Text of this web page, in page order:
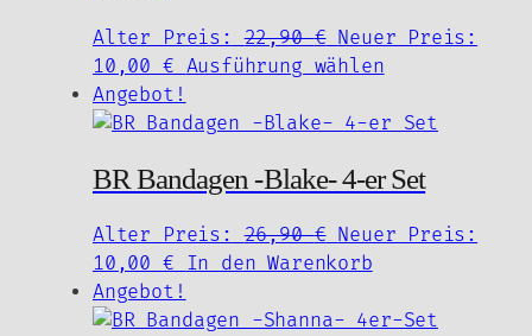
können
auf
Produktseite
werden
Alter Preis: 22,90€ Ursprünglicher
Preis
22,90 €
Neuer Preis:
10,00 €Aktueller
Preis
ist:
Ausführung wählenDieses
weist
Varianten
Die
auf
Angebot!
BR Bandagen -Blake- 4-er Set
Alter Preis: 26,90€ Ursprünglicher
Preis
26,90 €
Neuer Preis:
10,00 €Aktueller
Preis
ist:
In den Warenkorb
Angebot!